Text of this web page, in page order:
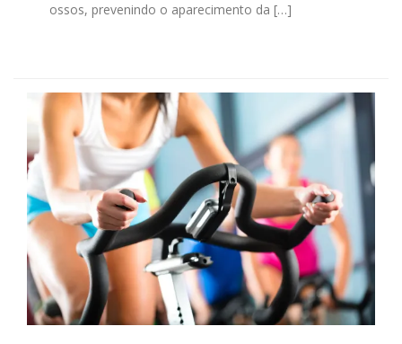
ossos, prevenindo o aparecimento da […]